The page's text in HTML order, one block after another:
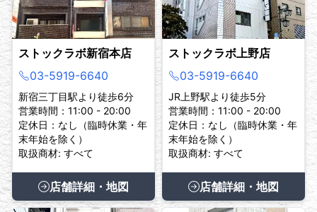
ストックラボ新宿本店
03-5919-6640
新宿三丁目駅より徒歩6分
営業時間：11:00 - 20:00
定休日：なし（臨時休業・年
末年始を除く）
取扱商材: すべて
店舗詳細・地図
ストックラボ上野店
03-5919-6640
JR上野駅より徒歩5分
営業時間：11:00 - 20:00
定休日：なし（臨時休業・年
末年始を除く）
取扱商材: すべて
店舗詳細・地図